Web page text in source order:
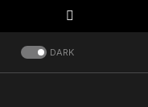
DARK